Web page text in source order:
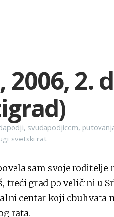
2006, 2.
, svudapodjicom,
svetski rat
sam svoje
treći grad po veličini u
centar koji obuhvata
rata.